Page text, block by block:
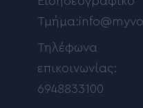
Τηλέφωνα
επικοινωνίας:
6948833100